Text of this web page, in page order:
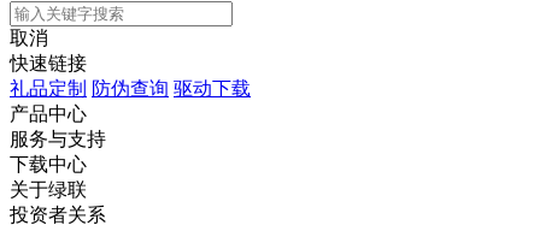
取消
快速链接
礼品定制 防伪查询 驱动下载
产品中心
服务与支持
下载中心
关于绿联
投资者关系